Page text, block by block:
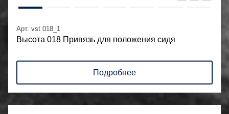
Арт. vst 018_1
Высота 018 Привязь для положения сидя
Подробнее